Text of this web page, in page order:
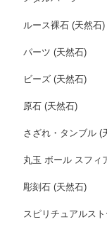
ルース裸石 (天然石)
パーツ (天然石)
ビーズ (天然石)
原石 (天然石)
さざれ・タンブル (
丸玉 ボール スフィ
彫刻石 (天然石)
スピリチュアルスト